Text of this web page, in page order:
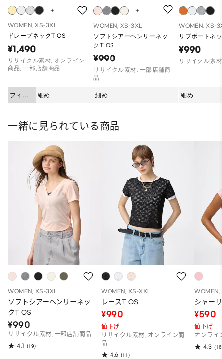
WOMEN, XS-3XL
ドレープネックT OS
¥1,490
リサイクル素材, オンライン
商品, 一部店舗商品
フィッ
ト
細め
WOMEN, XS-3XL
ソフトシアーヘンリーネッ
クT OS
¥990
リサイクル素材, 一部店舗商
品
細め
WOMEN, XS-
リブボートネ
¥990
リサイクル素材
細め
一緒に見られている商品
WOMEN, XS-3XL
ソフトシアーヘンリーネッ
クT OS
¥990
リサイクル素材, 一部店舗商品
4.1 (19)
WOMEN, XS-XXL
レースT OS
¥990
値下げ
リサイクル素材, オンライン商
品
4.6 (11)
WOMEN,
シャー
¥590
値下げ
オンライ
4.3